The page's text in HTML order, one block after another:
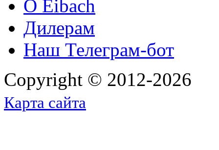
O Eibach
Дилерам
Наш Телеграм-бот
Copyright © 2012-2026
Карта сайта